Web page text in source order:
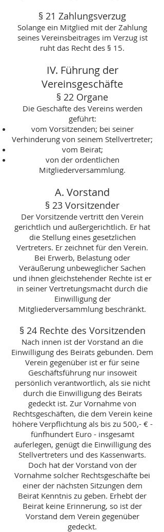
§ 21 Zahlungsverzug
Solange ein Mitglied mit der Zahlung
seines Vereinsbeitrages im Verzug ist
ruht das Recht des § 15.
IV. Führung der
Vereinsgeschäfte
§ 22 Organe
Die Geschäfte des Vereins werden
geführt:
vom Vorsitzenden; bei seiner
Verhinderung von seinem Stellvertreter;
vom Beirat;
von der ordentlichen
Mitgliederversammlung.
A. Vorstand
§ 23 Vorsitzender
Der Vorsitzende vertritt den Verein
gerichtlich und außergerichtlich. Er hat
die Stellung eines gesetzlichen
Vertreters. Er zeichnet für den Verein.
Bei Erwerb, Belastung oder
Veräußerung unbeweglicher Sachen
und ihnen gleichstehender Rechte ist er
in seiner Vertretungsmacht durch die
Einwilligung der
Mitgliederversammlung beschränkt.
§ 24 Rechte des Vorsitzenden
Nach innen ist der Vorstand an die
Einwilligung des Beirats gebunden. Dem
Verein gegenüber ist er für seine
Geschäftsführung nur insoweit
persönlich verantwortlich, als sie nicht
durch die Einwilligung des Beirats
gedeckt ist. Zur Vornahme von
Rechtsgeschäften, die dem Verein keine
höhere Verpflichtung als bis zu 500,- € -
fünfhundert Euro - insgesamt
auferlegen, genügt die Einwilligung des
Stellvertreters und des Kassenwarts.
Doch hat der Vorstand von der
Vornahme solcher Rechtsgeschäfte bei
einer der nächsten Sitzungen dem
Beirat Kenntnis zu geben. Erhebt der
Beirat keine Erinnerung, so ist der
Vorstand dem Verein gegenüber
gedeckt.